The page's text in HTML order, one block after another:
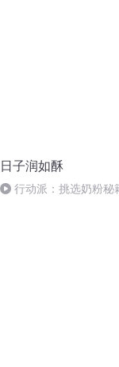
日子润如酥
行动派：挑选奶粉秘